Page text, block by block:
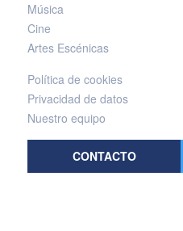
Música
Cine
Artes Escénicas
Política de cookies
Privacidad de datos
Nuestro equipo
CONTACTO